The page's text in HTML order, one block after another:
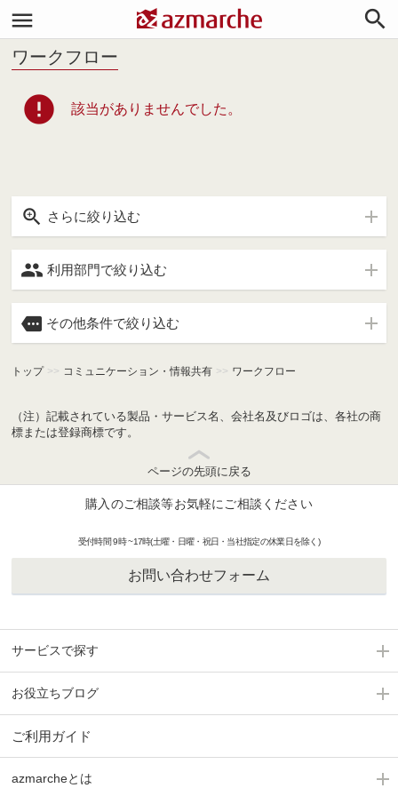


ワークフロー
error 該当がありませんでした。
 さらに絞り込む
 利用部門で絞り込む
 その他条件で絞り込む
トップ >> コミュニケーション・情報共有 >> ワークフロー
（注）記載されている製品・サービス名、会社名及びロゴは、各社の商
標または登録商標です。
ページの先頭に戻る
購入のご相談等お気軽にご相談ください
受付時間 9時 ~17時(土曜・日曜・祝日・当社指定の休業日を除く)
お問い合わせフォーム
サービスで探す
お役立ちブログ
ご利用ガイド
azmarcheとは